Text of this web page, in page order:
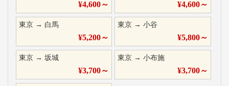
¥4,600～ ¥4,600～
東京 → 白馬
¥5,200～
東京 →小谷
¥5,800～
東京 → 坂城
¥3,700～
東京 →小布施
¥3,700～